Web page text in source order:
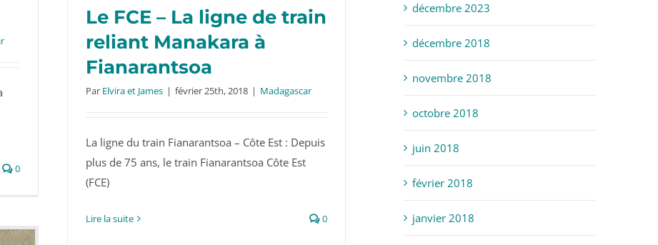
0
Le FCE – La ligne de train reliant
Le FCE – La ligne de train
reliant Manakara à
Fianarantsoa
Par Elvira et James | février 25th, 2018 | Madagascar
La ligne du train Fianarantsoa – Côte Est : Depuis
plus de 75 ans, le train Fianarantsoa Côte Est
(FCE)
Lire la suite 0
décembre 2023
décembre 2018
novembre 2018
octobre 2018
juin 2018
février 2018
janvier 2018